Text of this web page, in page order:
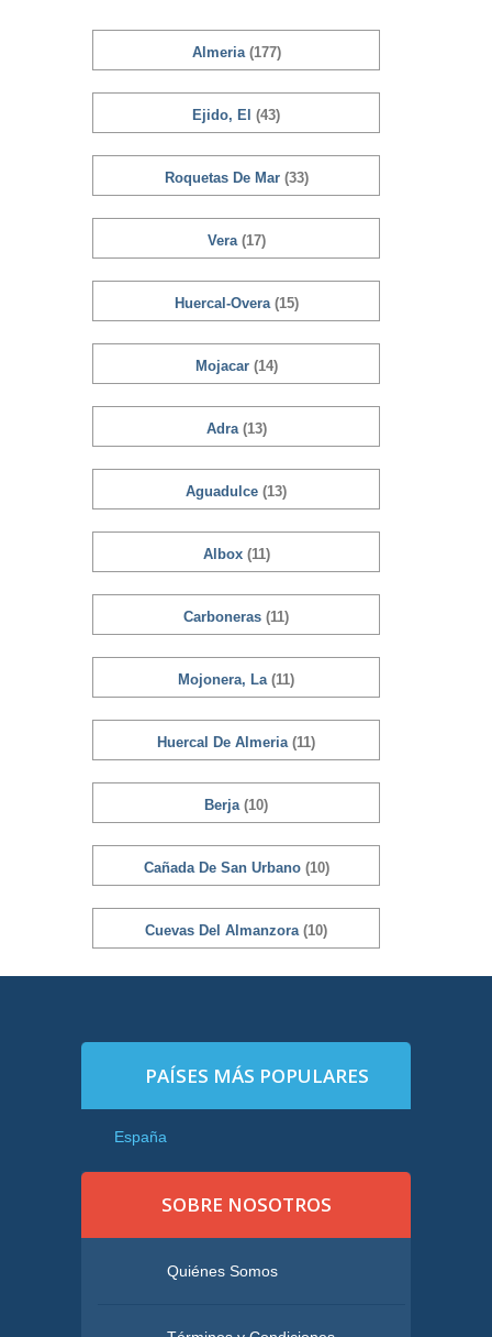
Almeria (177)
Ejido, El (43)
Roquetas De Mar (33)
Vera (17)
Huercal-Overa (15)
Mojacar (14)
Adra (13)
Aguadulce (13)
Albox (11)
Carboneras (11)
Mojonera, La (11)
Huercal De Almeria (11)
Berja (10)
Cañada De San Urbano (10)
Cuevas Del Almanzora (10)
PAÍSES MÁS POPULARES
España
SOBRE NOSOTROS
Quiénes Somos